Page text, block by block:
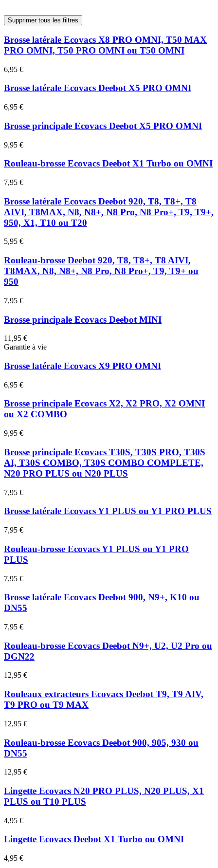
Supprimer tous les filtres
Brosse latérale Ecovacs X8 PRO OMNI, T50 MAX
PRO OMNI, T50 PRO OMNI ou T50 OMNI
6,95 €
Brosse latérale Ecovacs Deebot X5 PRO OMNI
6,95 €
Brosse principale Ecovacs Deebot X5 PRO OMNI
9,95 €
Rouleau-brosse Ecovacs Deebot X1 Turbo ou OMNI
7,95 €
Brosse latérale Ecovacs Deebot 920, T8, T8+, T8
AIVI, T8MAX, N8, N8+, N8 Pro, N8 Pro+, T9, T9+,
950, X1, T10 ou T20
5,95 €
Rouleau-brosse Deebot 920, T8, T8+, T8 AIVI,
T8MAX, N8, N8+, N8 Pro, N8 Pro+, T9, T9+ ou
950
7,95 €
Brosse principale Ecovacs Deebot MINI
11,95 €
Garantie à vie
Brosse latérale Ecovacs X9 PRO OMNI
6,95 €
Brosse principale Ecovacs X2, X2 PRO, X2 OMNI
ou X2 COMBO
9,95 €
Brosse principale Ecovacs T30S, T30S PRO, T30S
AI, T30S COMBO, T30S COMBO COMPLETE,
N20 PRO PLUS ou N20 PLUS
7,95 €
Brosse latérale Ecovacs Y1 PLUS ou Y1 PRO PLUS
7,95 €
Rouleau-brosse Ecovacs Y1 PLUS ou Y1 PRO
PLUS
7,95 €
Brosse latérale Ecovacs Deebot 900, N9+, K10 ou
DN55
7,95 €
Rouleau-brosse Ecovacs Deebot N9+, U2, U2 Pro ou
DGN22
12,95 €
Rouleaux extracteurs Ecovacs Deebot T9, T9 AIV,
T9 PRO ou T9 MAX
12,95 €
Rouleau-brosse Ecovacs Deebot 900, 905, 930 ou
DN55
12,95 €
Lingette Ecovacs N20 PRO PLUS, N20 PLUS, X1
PLUS ou T10 PLUS
4,95 €
Lingette Ecovacs Deebot X1 Turbo ou OMNI
4,95 €